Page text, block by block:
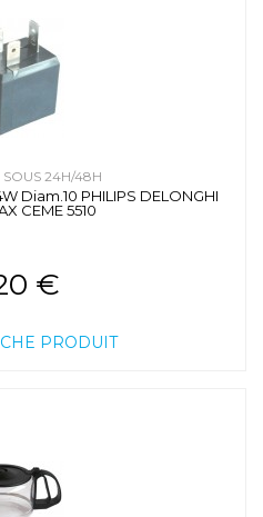
SOUS 24H/48H
Diam.10 PHILIPS DELONGHI
CEME 5510
€
PRODUIT